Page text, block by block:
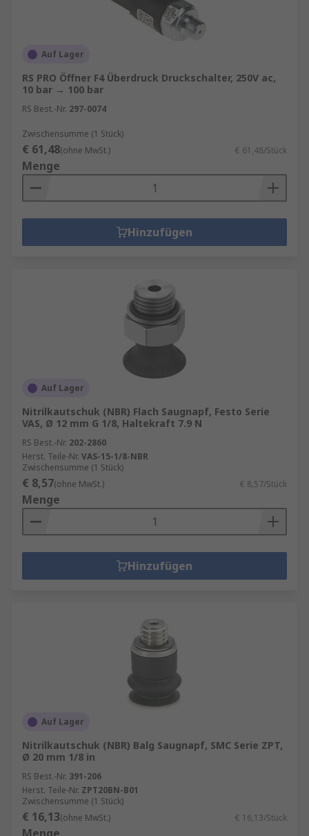
Auf Lager
RS PRO Öffner F4 Überdruck Druckschalter, 250V ac,
10 bar → 100 bar
RS Best.-Nr. 297-0074
Zwischensumme (1 Stück)
€ 61,48(ohne MwSt.) € 61,48/Stück
Menge
Hinzufügen
Auf Lager
Nitrilkautschuk (NBR) Flach Saugnapf, Festo Serie
VAS, Ø 12 mm G 1/8, Haltekraft 7.9 N
RS Best.-Nr. 202-2860
Herst. Teile-Nr. VAS-15-1/8-NBR
Zwischensumme (1 Stück)
€ 8,57(ohne MwSt.) € 8,57/Stück
Menge
Hinzufügen
Auf Lager
Nitrilkautschuk (NBR) Balg Saugnapf, SMC Serie ZPT,
Ø 20 mm 1/8 in
RS Best.-Nr. 391-206
Herst. Teile-Nr. ZPT20BN-B01
Zwischensumme (1 Stück)
€ 16,13(ohne MwSt.) € 16,13/Stück